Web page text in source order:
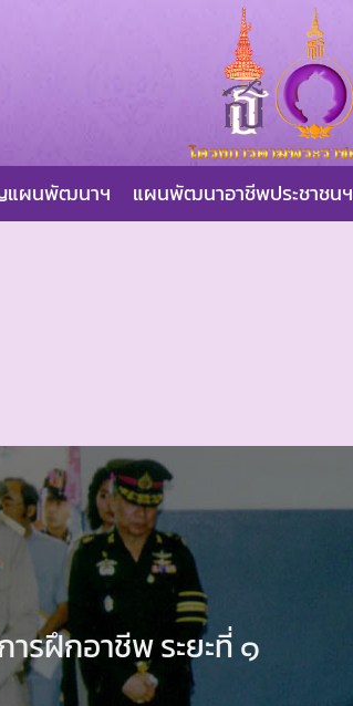
แผนพัฒนาฯ แผนพัฒนาอาชีพประชาชนฯ
ารฝึกอาชีพ ระยะที่ ๑